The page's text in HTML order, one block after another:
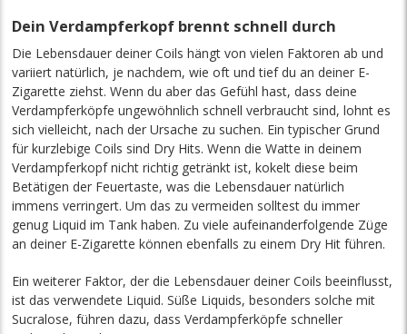
Dein Verdampferkopf brennt schnell durch
Die Lebensdauer deiner Coils hängt von vielen Faktoren ab und
variiert natürlich, je nachdem, wie oft und tief du an deiner E-
Zigarette ziehst. Wenn du aber das Gefühl hast, dass deine
Verdampferköpfe ungewöhnlich schnell verbraucht sind, lohnt es
sich vielleicht, nach der Ursache zu suchen. Ein typischer Grund
für kurzlebige Coils sind Dry Hits. Wenn die Watte in deinem
Verdampferkopf nicht richtig getränkt ist, kokelt diese beim
Betätigen der Feuertaste, was die Lebensdauer natürlich
immens verringert. Um das zu vermeiden solltest du immer
genug Liquid im Tank haben. Zu viele aufeinanderfolgende Züge
an deiner E-Zigarette können ebenfalls zu einem Dry Hit führen.
Ein weiterer Faktor, der die Lebensdauer deiner Coils beeinflusst,
ist das verwendete Liquid. Süße Liquids, besonders solche mit
Sucralose, führen dazu, dass Verdampferköpfe schneller